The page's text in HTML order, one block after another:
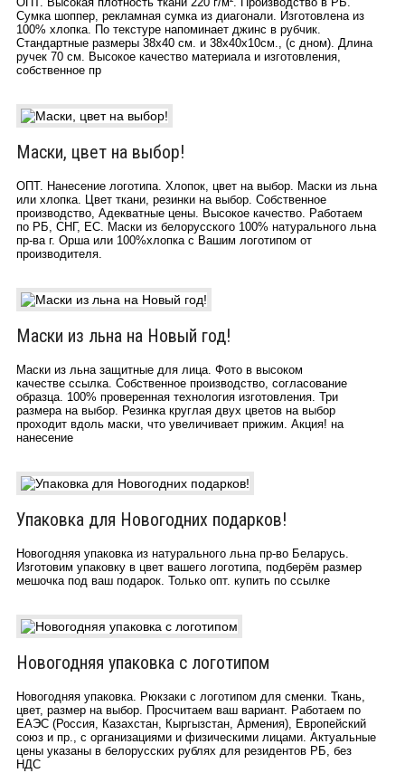
Сумка шоппер, рекламная сумка из диагонали. Изготовлена из
100% хлопка. По текстуре напоминает джинс в рубчик.
Стандартные размеры 38х40 см. и 38х40х10см., (с дном). Длина
ручек 70 см. Высокое качество материала и изготовления,
собственное пр
Маски, цвет на выбор!
ОПТ. Нанесение логотипа. Хлопок, цвет на выбор. Маски из льна
или хлопка. Цвет ткани, резинки на выбор. Собственное
производство, Адекватные цены. Высокое качество. Работаем
по РБ, СНГ, ЕС. Маски из белорусского 100% натурального льна
пр-ва г. Орша или 100%хлопка с Вашим логотипом от
производителя.
Маски из льна на Новый год!
Маски из льна защитные для лица. Фото в высоком
качестве ссылка. Собственное производство, согласование
образца. 100% проверенная технология изготовления. Три
размера на выбор. Резинка круглая двух цветов на выбор
проходит вдоль маски, что увеличивает прижим. Акция! на
нанесение
Упаковка для Новогодних подарков!
Новогодняя упаковка из натурального льна пр-во Беларусь.
Изготовим упаковку в цвет вашего логотипа, подберём размер
мешочка под ваш подарок. Только опт. купить по ссылке
Новогодняя упаковка с логотипом
Новогодняя упаковка. Рюкзаки с логотипом для сменки. Ткань,
цвет, размер на выбор. Просчитаем ваш вариант. Работаем по
ЕАЭС (Россия, Казахстан, Кыргызстан, Армения), Европейский
союз и пр., с организациями и физическими лицами. Актуальные
цены указаны в белорусских рублях для резидентов РБ, без
НДС